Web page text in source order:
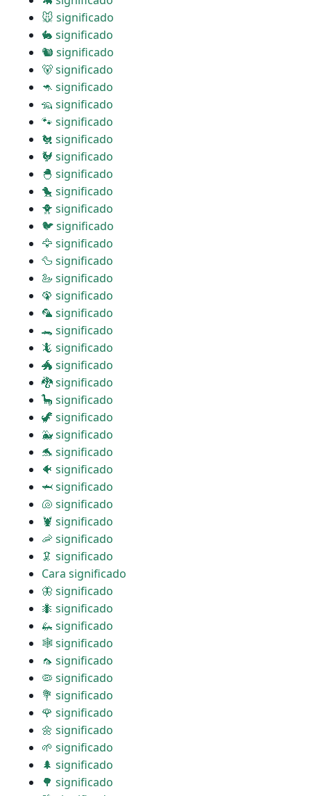
🐭 significado
🐇 significado
🐿 significado
🐻 significado
🦘 significado
🦡 significado
🐾 significado
🐔 significado
🐓 significado
🐣 significado
🐤 significado
🐥 significado
🐦 significado
🦅 significado
🦆 significado
🦢 significado
🦚 significado
🦜 significado
🐊 significado
🦎 significado
🐲 significado
🐉 significado
🦕 significado
🦖 significado
🐳 significado
🐬 significado
🐠 significado
🦈 significado
🐚 significado
🦞 significado
🦐 significado
🦑 significado
Cara significado
🦋 significado
🐜 significado
🦗 significado
🕸 significado
🦟 significado
🦠 significado
💐 significado
🌹 significado
🌼 significado
🌱 significado
🌲 significado
🌳 significado